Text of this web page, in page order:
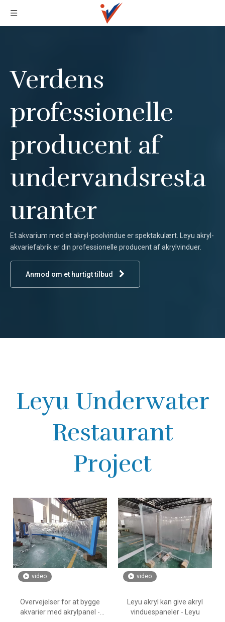
Verdens
professionelle
producent af
undervandsresta
uranter
Et akvarium med et akryl-poolvindue er spektakulært. Leyu akryl-
akvariefabrik er din professionelle producent af akrylvinduer.
Anmod om et hurtigt tilbud
Leyu Underwater
Restaurant
Project
video
Overvejelser for at bygge
akvarier med akrylpanel -
video
Leyu akryl kan give akryl
vinduespaneler - Leyu